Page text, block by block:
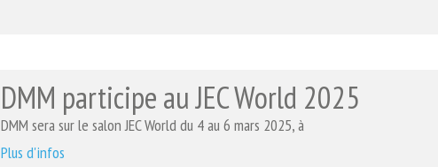
DMM participe au JEC World 2025
DMM sera sur le salon JEC World du 4 au 6 mars 2025, à
Plus d'infos